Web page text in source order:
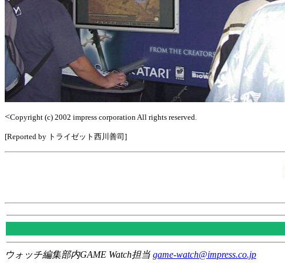
<Copyright (c) 2002 impress corporation All rights reserved.
[Reported by トライゼット西川善司]
ウォッチ編集部内GAME Watch担当 game-watch@impress.co.jp